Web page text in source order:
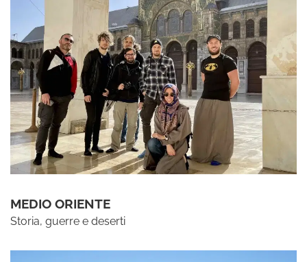
MEDIO ORIENTE
Storia, guerre e deserti